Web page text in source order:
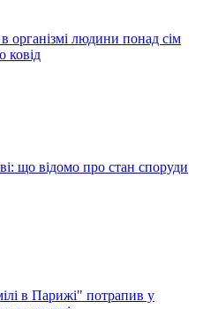
організмі людини понад сім
ковід
що відомо про стан споруди
в Парижі" потрапив у